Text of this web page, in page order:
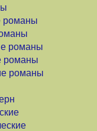
романы
романы
романы
романы